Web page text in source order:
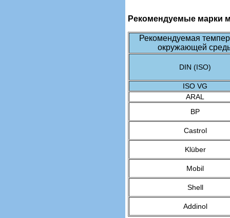
Рекомендуемые марки
Рекомендуемая
окружающей
DIN (ISO)
ISO VG
ARAL
BP
Castrol
Klüber
Mobil
Shell
Addinol